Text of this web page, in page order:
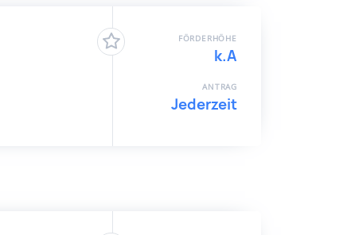
FÖRDERHÖHE
k.A
ANTRAG
Jederzeit